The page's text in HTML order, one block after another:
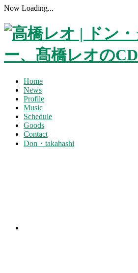
Now Loading...
Home
News
Profile
Music
Schedule
Goods
Contact
Don・takahashi